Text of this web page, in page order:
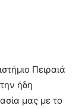
Πειραιά
ήδη
μας με το